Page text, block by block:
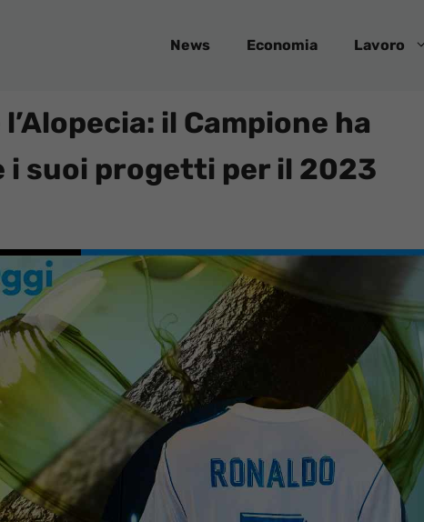
News Economia Lavoro
il Campione ha
suoi progetti per il 2023